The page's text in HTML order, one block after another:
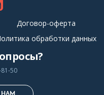
Договор-оферта
обработки данных
50